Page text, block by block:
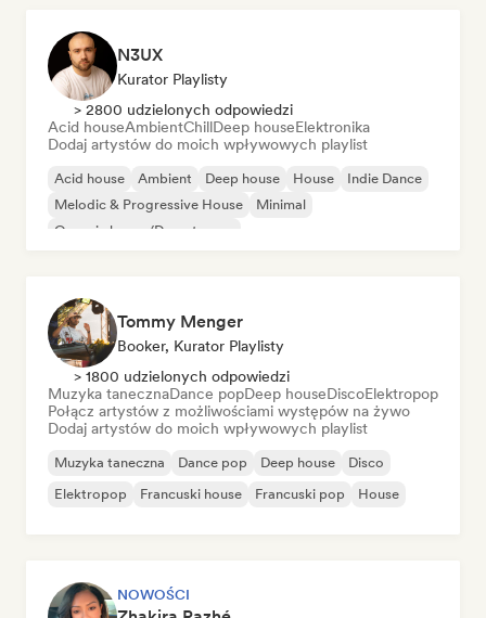
N3UX
Kurator Playlisty
> 2800 udzielonych odpowiedzi
Acid houseAmbientChillDeep houseElektronika
Dodaj artystów do moich wpływowych playlist
Acid house Ambient Deep house House
Indie Dance
Melodic & Progressive House
Minimal
Organic house/Downtempo
Tommy Menger
Booker, Kurator Playlisty
> 1800 udzielonych odpowiedzi
Muzyka tanecznaDance popDeep houseDiscoElektropop
Połącz artystów z możliwościami występów na żywo
Dodaj artystów do moich wpływowych playlist
Muzyka taneczna Dance pop Deep house
Disco
Elektropop
Francuski house Francuski pop House
NOWOŚCI